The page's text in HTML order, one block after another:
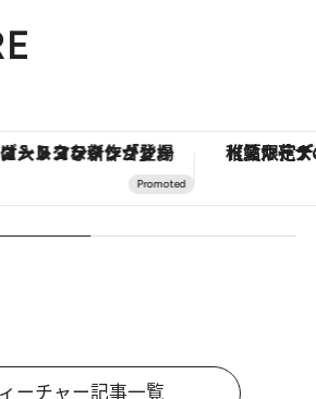
オートマティック」。旅愛好家のお気に入りコレクションから、ジェンダーレスな新作が登場 【夏限定ディナーコース】旬を
ーチャー記事一覧